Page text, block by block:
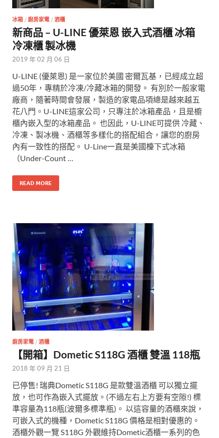
冰箱 / 廚房家電 / 酒櫃
新商品 – U-LINE 優萊恩 嵌入式酒櫃 冰箱
冷凍櫃 製冰機
2019 年 02 月 06 日
U-LINE (優萊恩) 是一家位於美國 密爾瓦基，已經成立超
過50年，專精於冷凍/冷藏冰箱的開發。 有別於一般家電
廠商，隨著時間會發展，製造的家電品項總是越來越五
花八門。U-LINE這家公司，只專注於冰箱產品，且是櫥
櫃內嵌入型的冰箱產品。 也因此，U-LINE可提供 冷藏、
冷凍、製冰機、酒櫃等多樣化的搭配組合，讓您的廚房
內有一致性的搭配。 U-Line一直是美國檯下式冰箱
（Under-Count …
READ MORE
廚房家電 / 酒櫃
【開箱】Dometic S118G 酒櫃 雙溫 118瓶
2018 年 09 月 21 日
已停售! 瑞典Dometic S118G 是款雙溫酒櫃 可以獨立擺
放，也可作為嵌入式擺放。(不過左右上方要有空隙!) 標
準容量為118瓶(波爾多標準瓶)。 以這容量的酒櫃來說，
可嵌入式的機種，Dometic S118G 價格是相對優惠的。
酒櫃外觀一覽 S118G 外觀維持Dometic酒櫃一系列的色